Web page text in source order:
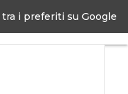
i preferiti su Google